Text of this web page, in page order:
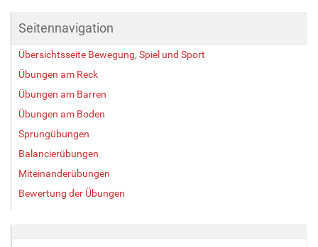
e
B
i
l
i
n
v
l
l
r
ö
Seitennavigation
Übersichtsseite Bewegung, Spiel und Sport
Übungen am Reck
Übungen am Barren
Übungen am Boden
Sprungübungen
Balancierübungen
Miteinanderübungen
Bewertung der Übungen